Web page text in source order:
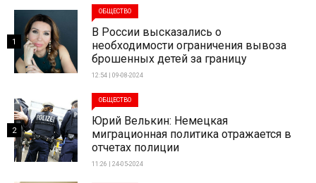
ОБЩЕСТВО
В России высказались о
необходимости ограничения вывоза
брошенных детей за границу
12:54 | 09-08-2024
1
ОБЩЕСТВО
Юрий Велькин: Немецкая
миграционная политика отражается в
отчетах полиции
11:26 | 24-05-2024
2